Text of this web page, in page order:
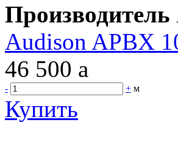
Производитель
Audison APBX
46 500 a
- + м
Купить